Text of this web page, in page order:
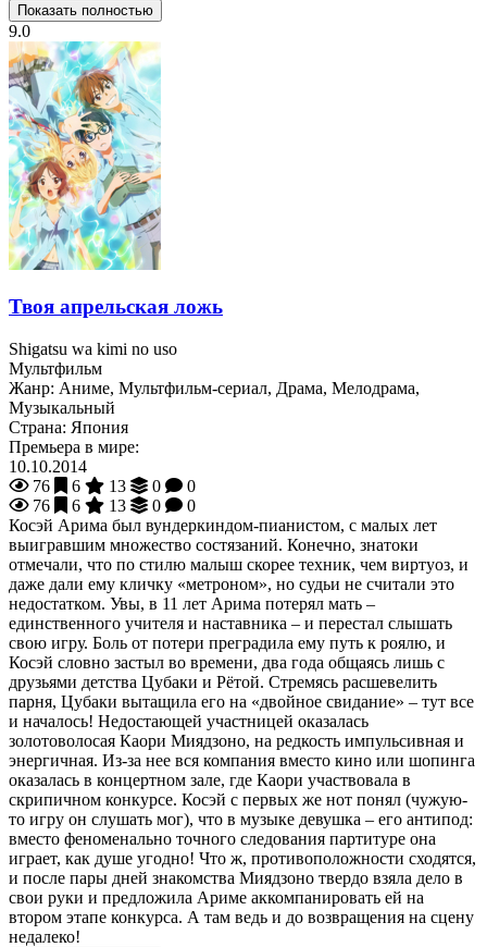
Показать полностью
9.0
Твоя апрельская ложь
Shigatsu wa kimi no uso
Мультфильм
Жанр: Аниме, Мультфильм-сериал, Драма, Мелодрама,
Музыкальный
Страна: Япония
Премьера в мире:
10.10.2014
76
6 13 0
0
76
6 13 0
0
Косэй Арима был вундеркиндом-пианистом, с малых лет
выигравшим множество состязаний. Конечно, знатоки
отмечали, что по стилю малыш скорее техник, чем виртуоз, и
даже дали ему кличку «метроном», но судьи не считали это
недостатком. Увы, в 11 лет Арима потерял мать –
единственного учителя и наставника – и перестал слышать
свою игру. Боль от потери преградила ему путь к роялю, и
Косэй словно застыл во времени, два года общаясь лишь с
друзьями детства Цубаки и Рётой. Стремясь расшевелить
парня, Цубаки вытащила его на «двойное свидание» – тут все
и началось! Недостающей участницей оказалась
золотоволосая Каори Миядзоно, на редкость импульсивная и
энергичная. Из-за нее вся компания вместо кино или шопинга
оказалась в концертном зале, где Каори участвовала в
скрипичном конкурсе. Косэй с первых же нот понял (чужую-
то игру он слушать мог), что в музыке девушка – его антипод:
вместо феноменально точного следования партитуре она
играет, как душе угодно! Что ж, противоположности сходятся,
и после пары дней знакомства Миядзоно твердо взяла дело в
свои руки и предложила Ариме аккомпанировать ей на
втором этапе конкурса. А там ведь и до возвращения на сцену
недалеко!